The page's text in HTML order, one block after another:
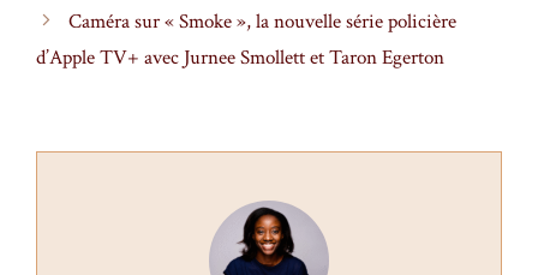
Caméra sur « Smoke », la nouvelle série policière
d’Apple TV+ avec Jurnee Smollett et Taron Egerton